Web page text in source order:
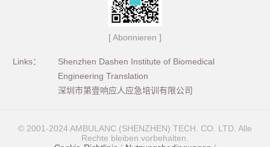
[ Abonnieren ]
Links：
Shenzhen Dashen Institute of Biomedical
Engineering Translation
深圳市第壹响应人应急培训有限公司
© 2001-2024 AMBULANC (SHENZHEN) TECH. CO. LTD. Alle
Rechte bleiben vorbehalten.